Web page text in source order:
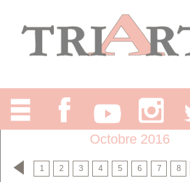
Octobre 2016
1 2 3 4 5 6 7 8